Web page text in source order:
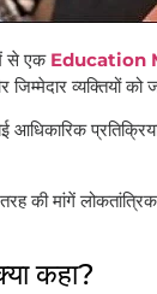
से एक Education
व्यक्तियों को
की मांगें
कहा?